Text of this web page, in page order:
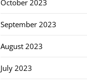
October 2023
September 2023
August 2023
July 2023